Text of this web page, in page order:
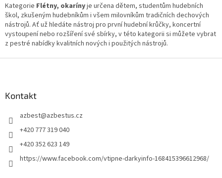
Kategorie Flétny, okarínyje určena dětem, studentům hudebních
škol, zkušeným hudebníkům i všem milovníkům tradičních dechových
nástrojů. Ať už hledáte nástroj pro první hudební krůčky, koncertní
vystoupení nebo rozšíření své sbírky, v této kategorii si můžete vybrat
z pestré nabídky kvalitních nových i použitých nástrojů.
Kontakt
azbest@azbestus.cz
+420 777 319 040
+420 352 623 149
https://www.facebook.com/vtipne-darkyinfo-168415396612968/